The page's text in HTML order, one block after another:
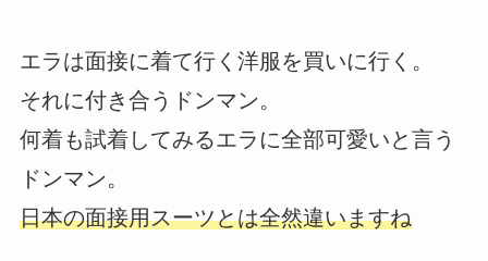
エラは面接に着て行く洋服を買いに行く。
それに付き合うドンマン。
何着も試着してみるエラに全部可愛いと言う
ドンマン。
日本の面接用スーツとは全然違いますね